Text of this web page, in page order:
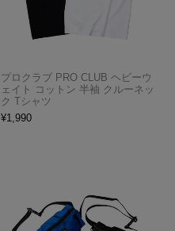
プロクラブ PRO CLUB ヘビーウ
ェイト コットン 半袖 クルーネッ
ク Tシャツ
¥1,990